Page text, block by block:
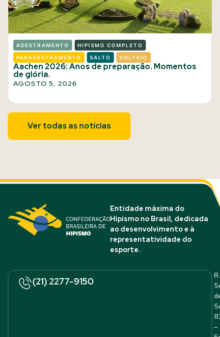
ADESTRAMENTO HIPISMO COMPLETO
PARADESTRAMENTO SALTO VOLTEIO
Aachen 2026: Anos de preparação. Momentos
de glória.
AGOSTO 5, 2026
Ver todas as notícias
Entidade máxima do
Hipismo no Brasil, dedicada
ao desenvolvimento e à
representatividade do
esporte.
(21) 2277-9150
R.
–